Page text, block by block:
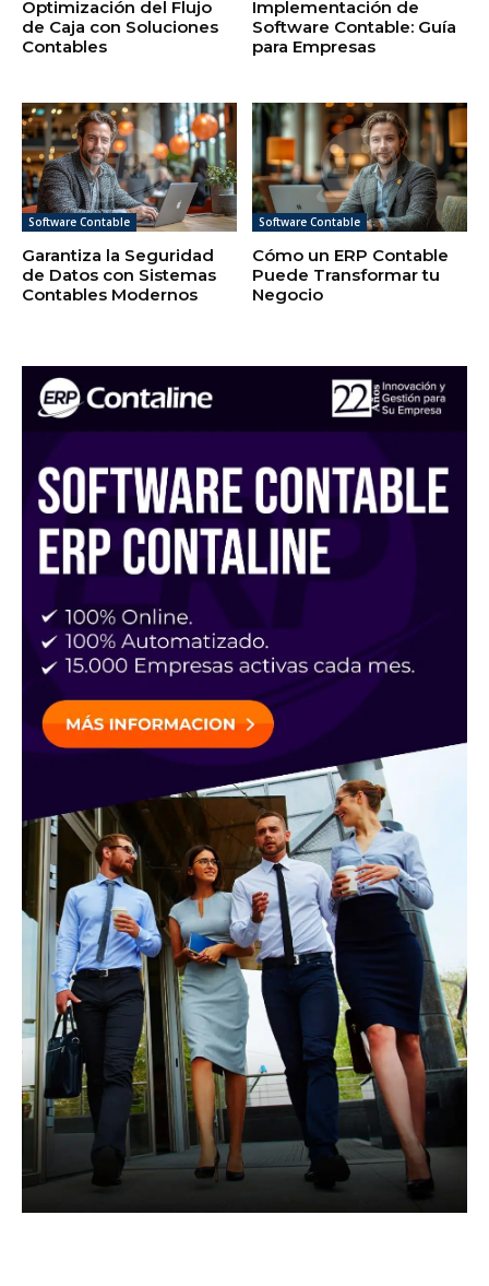
Optimización del Flujo
de Caja con Soluciones
Contables
Implementación de
Software Contable: Guía
para Empresas
Software Contable
Garantiza la Seguridad
de Datos con Sistemas
Contables Modernos
Software Contable
Cómo un ERP Contable
Puede Transformar tu
Negocio